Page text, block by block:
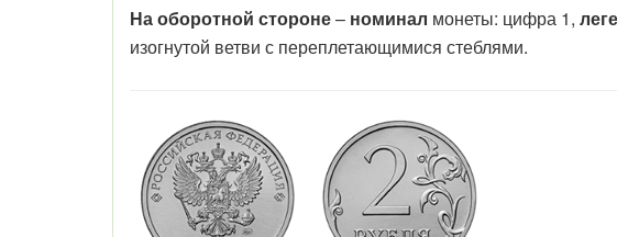
На оборотной стороне– номинал монеты: цифра 1,
изогнутой ветви с переплетающимися стеблями.